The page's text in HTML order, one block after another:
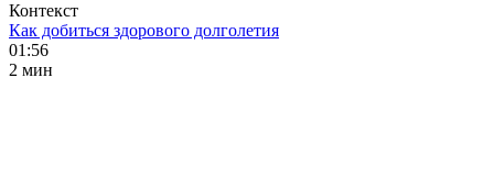
Контекст
Как добиться здорового долголетия
01:56
2 мин